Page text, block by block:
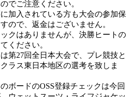
でご注意ください。
加入されている方も大会の参加保
ので、返金はございません。
クはありませんが、決勝ヒートの
ください。
第27回全日本大会で、プレ競技と
ラス東日本地区の選考を致しま
ボードのOSS登録チェックは今回